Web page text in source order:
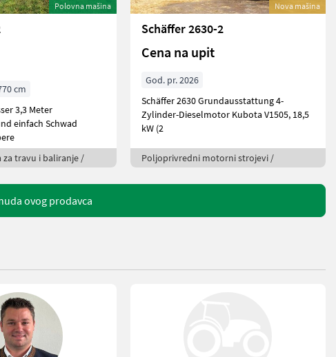
Polovna mašina
cm
3,3 Meter
einfach Schwad
za travu i baliranje /
Nova mašina
Schäffer 2630-2
Cena na upit
God. pr. 2026
Schäffer 2630 Grundausstattung 4-
Zylinder-Dieselmotor Kubota V1505, 18,5
kW (2
Poljoprivredni motorni strojevi /
ovog prodavca